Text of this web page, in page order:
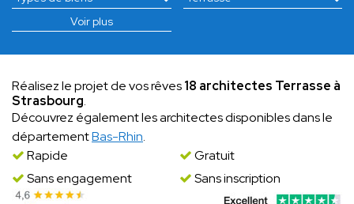
Voir plus
Réalisez le projet de vos rêves18 architectes Terrasse à
Strasbourg.
Découvrez également les architectes disponibles dans le
départementBas-Rhin.
Rapide
Gratuit
Sans engagement
Sans inscription